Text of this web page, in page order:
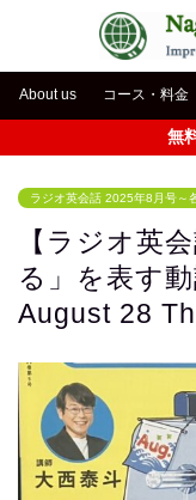
About us コース・料金
無
ラジオ英会話 2025年8月号～
【ラジオ英
る」を表す
August 28